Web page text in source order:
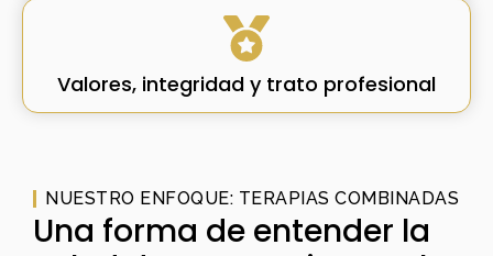
Valores, integridad y trato profesional
NUESTRO ENFOQUE: TERAPIAS COMBINADAS
Una forma de entender la